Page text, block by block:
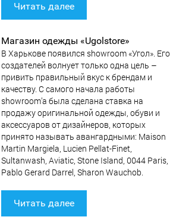
Читать далее
Магазин одежды «Ugolstore»
В Харькове появился showroom «Угол». Его
создателей волнует только одна цель –
привить правильный вкус к брендам и
качеству. С самого начала работы
showroom’a была сделана ставка на
продажу оригинальной одежды, обуви и
аксессуаров от дизайнеров, которых
принято называть авангардными: Maison
Martin Margiela, Lucien Pellat-Finet,
Sultanwash, Aviatic, Stone Island, 0044 Paris,
Pablo Gerard Darrel, Sharon Wauchob.
Читать далее